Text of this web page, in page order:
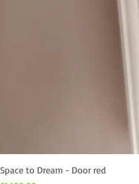
Space to Dream - Door red